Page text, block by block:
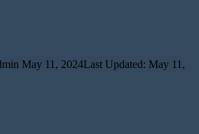
May 11, 2024Last Updated: May 11,